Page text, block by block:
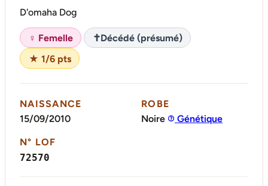
D'omaha Dog
♀ Femelle ✝Décédé (présumé)
★ 1/6 pts
NAISSANCE
15/09/2010
ROBE
Noire
Génétique
N° LOF
72570